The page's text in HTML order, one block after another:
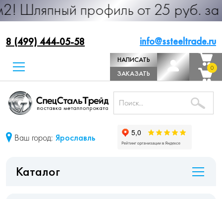
профиль от 25 руб. за м.п.
8 (499) 444-05-58 info@ssteeltrade.ru
НАПИСАТЬ
ДИРЕКТОРУ
ЗАКАЗАТЬ
ЗВОНОК
0
0
Ваш город: Ярославль
Каталог